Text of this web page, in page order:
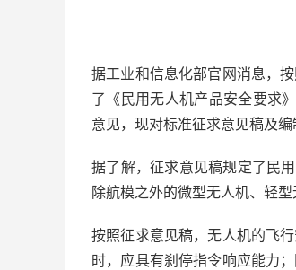
据工业和信息化部官网消息，
了《民用无人机产品安全要求
意见，现对标准征求意见稿及
据了解，征求意见稿规定了民
除航模之外的微型无人机、轻型
按照征求意见稿，无人机的飞
时，应具有刹停指令响应能力